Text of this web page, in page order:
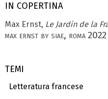
IN COPERTINA
Max Ernst, Le Jardin de la
max ernst by siae, roma 2022
TEMI
Letteratura francese